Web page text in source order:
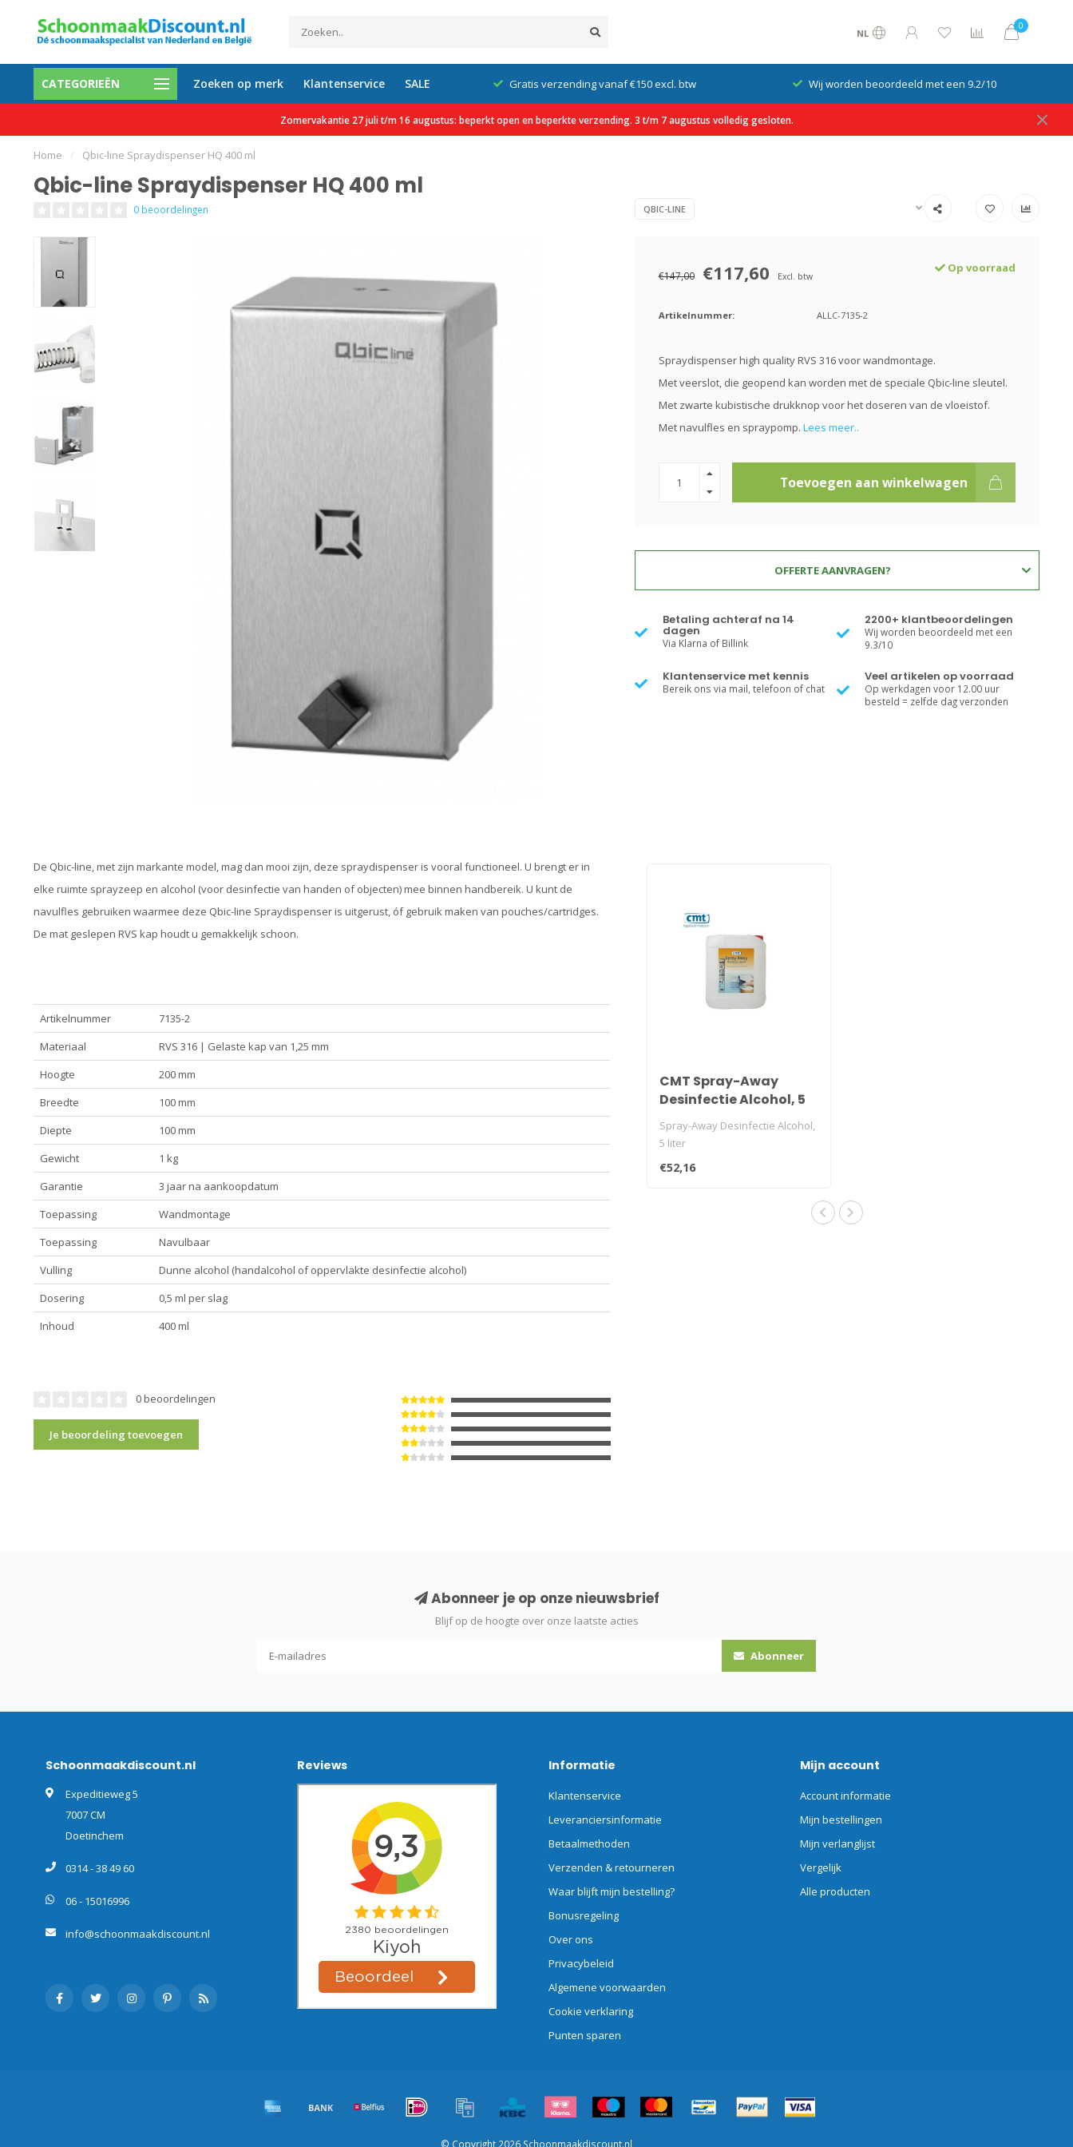
NL
0
CATEGORIEËN Zoeken op merk Klantenservice SALE
mogelijk Al meer dan 35.000 tevreden klanten Gratis verzending vanaf €150 excl. btw Wij worden beoordeeld met een 9.2/10
Zomervakantie 27 juli t/m 16 augustus: beperkt open en beperkte verzending. 3 t/m 7 augustus volledig gesloten.
Home / Qbic-line Spraydispenser HQ 400 ml
Qbic-line Spraydispenser HQ 400 ml
0 beoordelingen QBIC-LINE
€147,00 €117,60 Excl. btw
Op voorraad
Artikelnummer: ALLC-7135-2
Spraydispenser high quality RVS 316 voor wandmontage.
Met veerslot, die geopend kan worden met de speciale Qbic-line sleutel.
Met zwarte kubistische drukknop voor het doseren van de vloeistof.
Met navulfles en spraypomp. Lees meer..
Toevoegen aan winkelwagen
OFFERTE AANVRAGEN?
Betaling achteraf na 14
dagen
Via Klarna of Billink
2200+ klantbeoordelingen
Wij worden beoordeeld met een
9.3/10
Klantenservice met kennis
Bereik ons via mail, telefoon of chat
Veel artikelen op voorraad
Op werkdagen voor 12.00 uur
besteld = zelfde dag verzonden
De Qbic-line, met zijn markante model, mag dan mooi zijn, deze spraydispenser is vooral functioneel. U brengt er in
elke ruimte sprayzeep en alcohol (voor desinfectie van handen of objecten) mee binnen handbereik. U kunt de
navulfles gebruiken waarmee deze Qbic-line Spraydispenser is uitgerust, óf gebruik maken van pouches/cartridges.
De mat geslepen RVS kap houdt u gemakkelijk schoon.
Artikelnummer
7135-2
Materiaal
RVS 316 | Gelaste kap van 1,25 mm
Hoogte
200 mm
Breedte
100 mm
Diepte
100 mm
Gewicht
1 kg
Garantie
3 jaar na aankoopdatum
Toepassing
Wandmontage
Toepassing
Navulbaar
Vulling
Dunne alcohol (handalcohol of oppervlakte desinfectie alcohol)
Dosering
0,5 ml per slag
Inhoud
400 ml
0 beoordelingen
Je beoordeling toevoegen
CMT Spray-Away
Desinfectie Alcohol, 5
liter
Spray-Away Desinfectie Alcohol,
5 liter
€52,16
Abonneer je op onze nieuwsbrief
Blijf op de hoogte over onze laatste acties
Abonneer
Schoonmaakdiscount.nl
Expeditieweg 5
7007 CM
Doetinchem
0314 - 38 49 60
06 - 15016996
info@schoonmaakdiscount.nl
Reviews Informatie
Klantenservice
Leveranciersinformatie
Betaalmethoden
Verzenden & retourneren
Waar blijft mijn bestelling?
Bonusregeling
Over ons
Privacybeleid
Algemene voorwaarden
Cookie verklaring
Punten sparen
Mijn account
Account informatie
Mijn bestellingen
Mijn verlanglijst
Vergelijk
Alle producten
© Copyright 2026 Schoonmaakdiscount.nl